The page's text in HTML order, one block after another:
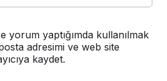
yorum yaptığımda kullanılmak
adresimi ve web site
kaydet.